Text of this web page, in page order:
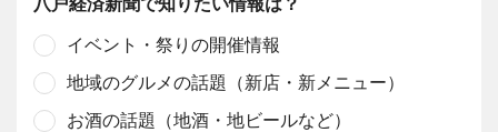
イベント・祭りの開催情報
地域のグルメの話題（新店・新メニュー）
お酒の話題（地酒・地ビールなど）